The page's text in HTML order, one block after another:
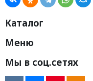
Каталог
Меню
Мы в соц.сетях